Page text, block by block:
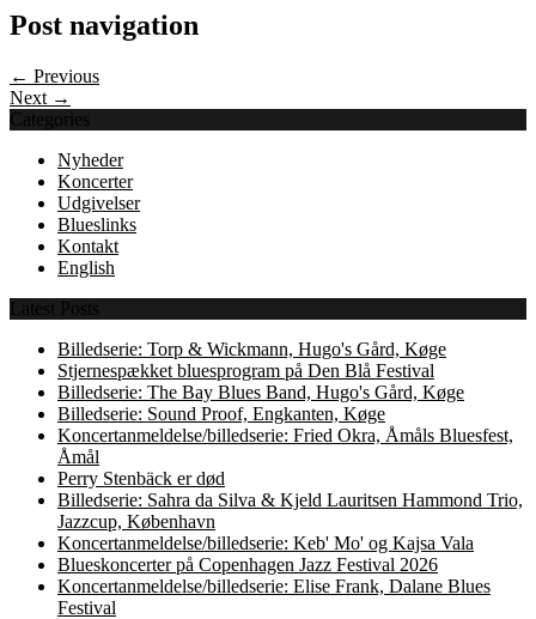
Post navigation
← Previous
Next →
Categories
Nyheder
Koncerter
Udgivelser
Blueslinks
Kontakt
English
Latest Posts
Billedserie: Torp & Wickmann, Hugo's Gård, Køge
Stjernespækket bluesprogram på Den Blå Festival
Billedserie: The Bay Blues Band, Hugo's Gård, Køge
Billedserie: Sound Proof, Engkanten, Køge
Koncertanmeldelse/billedserie: Fried Okra, Åmåls Bluesfest,
Åmål
Perry Stenbäck er død
Billedserie: Sahra da Silva & Kjeld Lauritsen Hammond Trio,
Jazzcup, København
Koncertanmeldelse/billedserie: Keb' Mo' og Kajsa Vala
Blueskoncerter på Copenhagen Jazz Festival 2026
Koncertanmeldelse/billedserie: Elise Frank, Dalane Blues
Festival